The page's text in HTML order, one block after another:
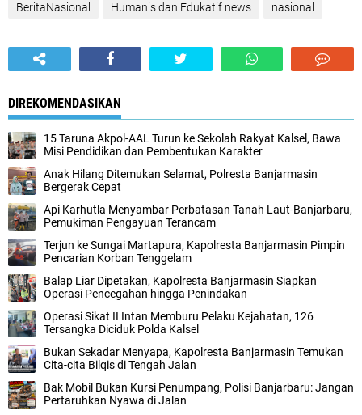
BeritaNasional Humanis dan Edukatif news nasional
DIREKOMENDASIKAN
15 Taruna Akpol-AAL Turun ke Sekolah Rakyat Kalsel, Bawa
Misi Pendidikan dan Pembentukan Karakter
Anak Hilang Ditemukan Selamat, Polresta Banjarmasin
Bergerak Cepat
Api Karhutla Menyambar Perbatasan Tanah Laut-Banjarbaru,
Pemukiman Pengayuan Terancam
Terjun ke Sungai Martapura, Kapolresta Banjarmasin Pimpin
Pencarian Korban Tenggelam
Balap Liar Dipetakan, Kapolresta Banjarmasin Siapkan
Operasi Pencegahan hingga Penindakan
Operasi Sikat II Intan Memburu Pelaku Kejahatan, 126
Tersangka Diciduk Polda Kalsel
Bukan Sekadar Menyapa, Kapolresta Banjarmasin Temukan
Cita-cita Bilqis di Tengah Jalan
Bak Mobil Bukan Kursi Penumpang, Polisi Banjarbaru: Jangan
Pertaruhkan Nyawa di Jalan